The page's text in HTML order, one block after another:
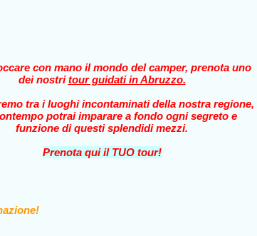
con mano il mondo del camper, prenota uno
dei nostritour guidati in Abruzzo.
tra i luoghi incontaminati della nostra regione,
potrai imparare a fondo ogni segreto e
funzione di questi splendidi mezzi.
Prenota qui il TUO tour!